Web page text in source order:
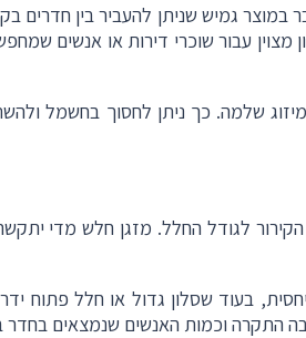
במוצר גמיש שניתן להעביר בין חדרים
עבור שוכרי דירות או אנשים
שלמה. כך ניתן לחסוך בחשמל
לגודל החלל. מזגן חלש מדי
בעוד שסלון גדול או חלל פתוח
התקרה וכמות האנשים שנמצאים בחדר